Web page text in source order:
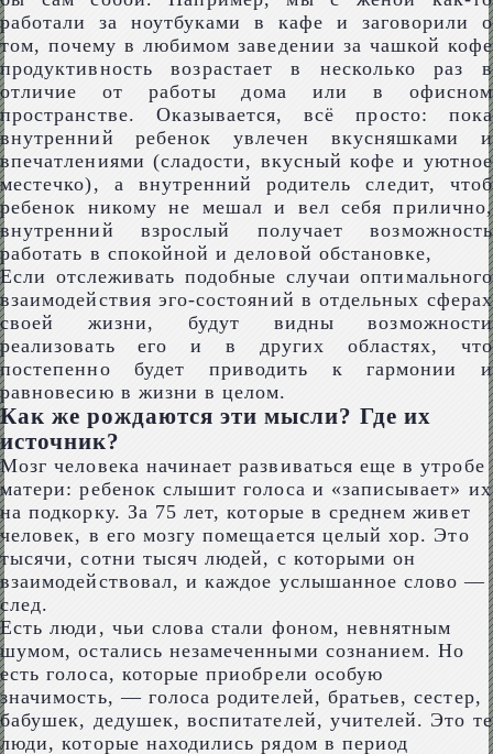
работали за ноутбуками в кафе и заговорили о
том, почему в любимом заведении за чашкой кофе
продуктивность возрастает в несколько раз в
отличие от работы дома или в офисном
пространстве. Оказывается, всё просто: пока
внутренний ребенок увлечен вкусняшками и
впечатлениями (сладости, вкусный кофе и уютное
местечко), а внутренний родитель следит, чтоб
ребенок никому не мешал и вел себя прилично,
внутренний взрослый получает возможность
работать в спокойной и деловой обстановке,
Если отслеживать подобные случаи оптимального
взаимодействия эго-состояний в отдельных сферах
своей жизни, будут видны возможности
реализовать его и в других областях, что
постепенно будет приводить к гармонии и
равновесию в жизни в целом.
Как же рождаются эти мысли? Где их
источник?
Мозг человека начинает развиваться еще в утробе
матери: ребенок слышит голоса и «записывает» их
на подкорку. За 75 лет, которые в среднем живет
человек, в его мозгу помещается целый хор. Это
тысячи, сотни тысяч людей, с которыми он
взаимодействовал, и каждое услышанное слово —
след.
Есть люди, чьи слова стали фоном, невнятным
шумом, остались незамеченными сознанием. Но
есть голоса, которые приобрели особую
значимость, — голоса родителей, братьев, сестер,
бабушек, дедушек, воспитателей, учителей. Это те
люди, которые находились рядом в период